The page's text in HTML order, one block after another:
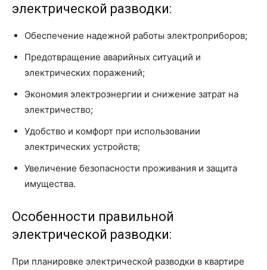
электрической разводки:
Обеспечение надежной работы электроприборов;
Предотвращение аварийных ситуаций и
электрических поражений;
Экономия электроэнергии и снижение затрат на
электричество;
Удобство и комфорт при использовании
электрических устройств;
Увеличение безопасности проживания и защита
имущества.
Особенности правильной
электрической разводки:
При планировке электрической разводки в квартире